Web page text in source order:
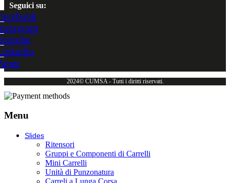
Seguici su:
2024© CUMSA - Tutti i diritti riservati.
Menu
Slides
Ritensori
Gruppi e Componenti di Carrelli
Mini Carrelli
Unità di Punzonatura